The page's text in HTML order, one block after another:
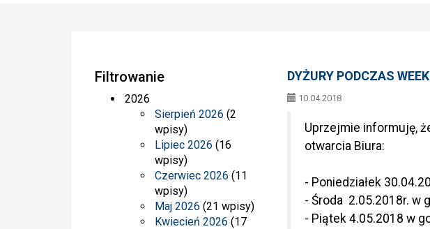
Filtrowanie
2026
Sierpień 2026 (2
wpisy)
Lipiec 2026 (16
wpisy)
Czerwiec 2026 (11
wpisy)
Maj 2026 (21 wpisy)
Kwiecień 2026 (17
DYŻURY PODCZAS
10.04.2018
Uprzejmie informuję,
otwarcia Biura:
- Poniedziałek
- Środa 2.05.2018r. w
- Piątek 4.05.2018 w